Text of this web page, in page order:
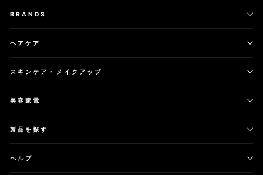
BRANDS
ヘアケア
スキンケア・メイクアップ
美容家電
製品を探す
ヘルプ